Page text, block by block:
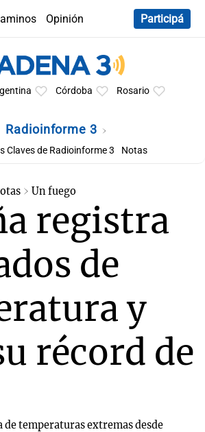
Opinión
Participá
Córdoba Rosario
Radioinforme 3
Claves de Radioinforme 3 Notas
Un fuego
registra
de
y
récord de
de temperaturas extremas desde